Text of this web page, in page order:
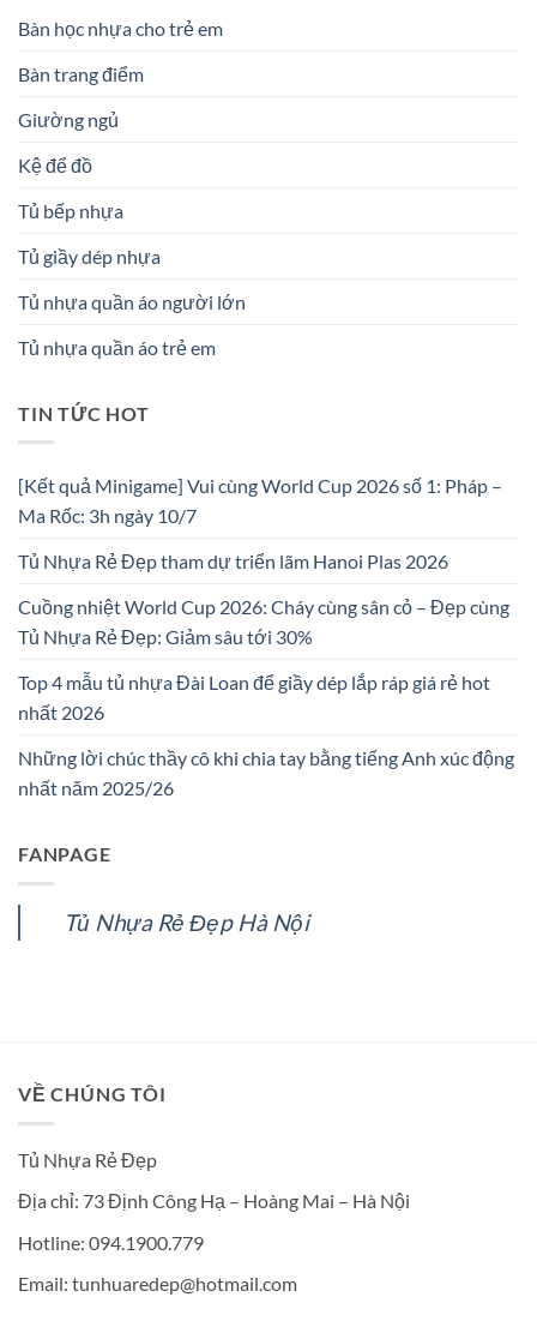
Bàn học nhựa cho trẻ em
Bàn trang điểm
Giường ngủ
Kệ để đồ
Tủ bếp nhựa
Tủ giầy dép nhựa
Tủ nhựa quần áo người lớn
Tủ nhựa quần áo trẻ em
TIN TỨC HOT
[Kết quả Minigame] Vui cùng World Cup 2026 số 1: Pháp –
Ma Rốc: 3h ngày 10/7
Tủ Nhựa Rẻ Đẹp tham dự triển lãm Hanoi Plas 2026
Cuồng nhiệt World Cup 2026: Cháy cùng sân cỏ – Đẹp cùng
Tủ Nhựa Rẻ Đẹp: Giảm sâu tới 30%
Top 4 mẫu tủ nhựa Đài Loan để giầy dép lắp ráp giá rẻ hot
nhất 2026
Những lời chúc thầy cô khi chia tay bằng tiếng Anh xúc động
nhất năm 2025/26
FANPAGE
Tủ Nhựa Rẻ Đẹp Hà Nội
VỀ CHÚNG TÔI
Tủ Nhựa Rẻ Đẹp
Địa chỉ: 73 Định Công Hạ – Hoàng Mai – Hà Nội
Hotline: 094.1900.779
Email: tunhuaredep@hotmail.com